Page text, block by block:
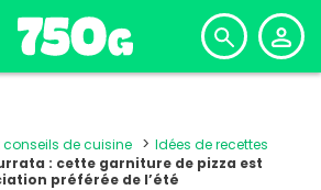
de cuisine
Idées de recettes
: cette garniture de pizza est
préférée de l’été